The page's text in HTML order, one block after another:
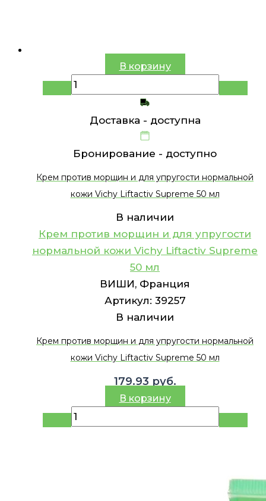
В корзину
Доставка - доступна
Бронирование - доступно
Крем против морщин и для упругости нормальной
кожи Vichy Liftactiv Supreme 50 мл
В наличии
Крем против морщин и для упругости
нормальной кожи Vichy Liftactiv Supreme
50 мл
ВИШИ, Франция
Артикул: 39257
В наличии
Крем против морщин и для упругости нормальной
кожи Vichy Liftactiv Supreme 50 мл
179.93 руб.
В корзину